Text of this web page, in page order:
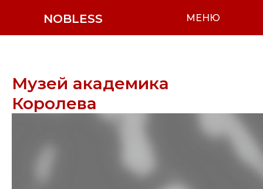
NOBLESS МЕНЮ
Музей академика
Королева